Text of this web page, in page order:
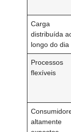
Carga
distribuída
longo do dia
Processos
flexíveis
altamente